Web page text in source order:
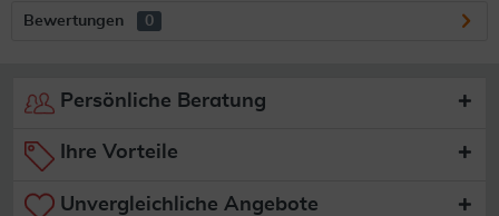
Bewertungen 0
Persönliche Beratung
Ihre Vorteile
Unvergleichliche Angebote